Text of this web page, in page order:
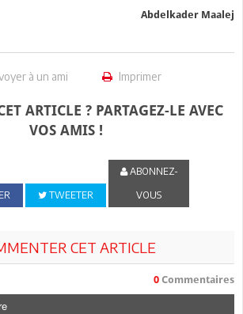
Abdelkader Maalej
à un ami Imprimer
ARTICLE ? PARTAGEZ-LE AVEC
VOS AMIS !
TWEETER
ABONNEZ-
VOUS
CET ARTICLE
0 Commentaires